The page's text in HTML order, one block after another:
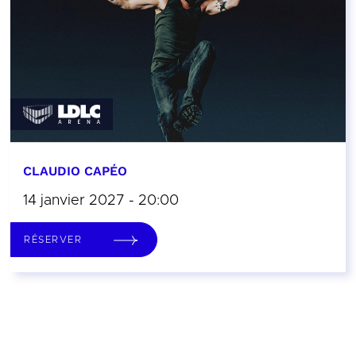
CLAUDIO CAPÉO
14 janvier 2027 - 20:00
RÉSERVER